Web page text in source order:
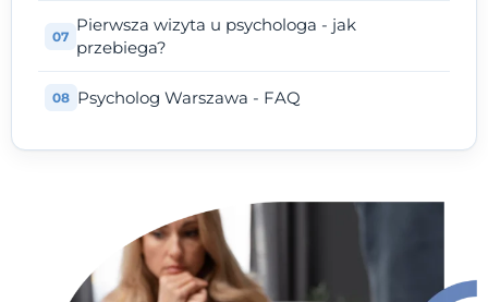
Pierwsza wizyta u psychologa - jak
przebiega?
Psycholog Warszawa - FAQ